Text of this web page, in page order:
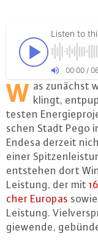
Listen to
00:00/
W as zunächst
klingt,
tes­ten
schen Stadt Pego
Endesa derzeit
einer
entstehen dort
Leistung, der mit
cher Europas
Leistung.
gie­wen­de,